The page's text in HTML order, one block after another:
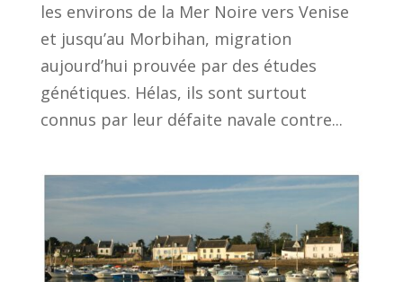
les environs de la Mer Noire vers Venise
et jusqu’au Morbihan, migration
aujourd’hui prouvée par des études
génétiques. Hélas, ils sont surtout
connus par leur défaite navale contre...